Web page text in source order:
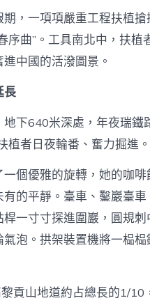
奮
斗
奏
響
“新
中
，一項項嚴重工程扶植
序曲”。工具南北中，扶
中國的活潑圖景。
長
下640米深處，年夜瑞鐵
者日夜輪番、奮力掘進。
個優雅的旋轉，她的咖
的平靜。臺車、鑿巖臺
一寸寸探進圍巖，圓規
泡。拱架裝置機將一榀
貢山地道約占總長的1/10